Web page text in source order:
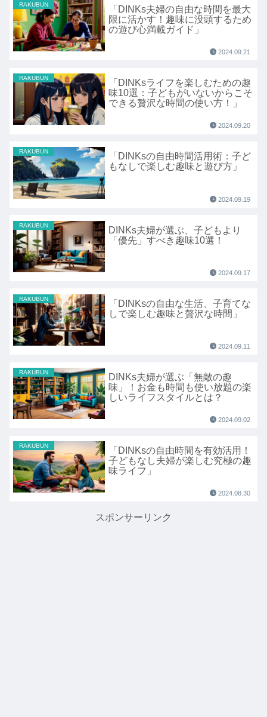
RAKUBUN
「DINKs夫婦の自由な時間を最大
限に活かす！趣味に没頭するため
の遊び心満載ガイド」
2024.09.21
RAKUBUN
「DINKsライフを楽しむための趣
味10選：子どもがいないからこそ
できる贅沢な時間の使い方！」
2024.09.20
RAKUBUN
「DINKsの自由時間活用術：子ど
もなしで楽しむ趣味と遊び方」
2024.09.19
RAKUBUN
DINKs夫婦が選ぶ、子どもより
「優先」すべき趣味10選！
2024.09.17
RAKUBUN
「DINKsの自由な生活、子育てな
しで楽しむ趣味と贅沢な時間」
2024.09.11
RAKUBUN
DINKs夫婦が選ぶ「無敵の趣
味」！お金も時間も使い放題の楽
しいライフスタイルとは？
2024.09.02
RAKUBUN
「DINKsの自由時間を有効活用！
子どもなし夫婦が楽しむ究極の趣
味ライフ」
2024.08.30
スポンサーリンク